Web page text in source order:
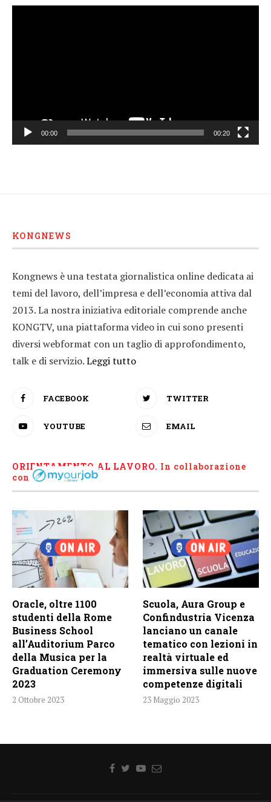
00:00 00:20
KONGNEWS
Kongnews è una testata giornalistica online dedicata ai
temi del lavoro, dell’impresa e dell’economia attiva dal
2013. La nostra iniziativa editoriale comprende anche
KONGTV, una piattaforma video in cui sono presenti
diversi webformat con un taglio di approfondimento,
talk e di servizio.Leggi tutto
FACEBOOK TWITTER
YOUTUBE EMAIL
ORIENTAMENTO AL LAVORO. In collaborazione
con
Oracle, oltre 1100
studenti della Rome
Business School
all’Auditorium Parco
della Musica per la
Graduation Ceremony
2023
2 Ottobre 2023
Scuola, Aura Group e
Confindustria Vicenza
lanciano un canale
tematico con lezioni in
realtà virtuale ed
immersiva sulle nuove
competenze digitali
23 Maggio 2023